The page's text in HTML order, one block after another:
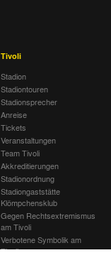
Tivoli
Stadion
Stadiontouren
Stadionsprecher
Anreise
Tickets
Veranstaltungen
Team Tivoli
Akkreditierungen
Stadionordnung
Stadiongaststätte
Klömpchensklub
Gegen Rechtsextremismus
am Tivoli
Verbotene Symbolik am
Tivoli